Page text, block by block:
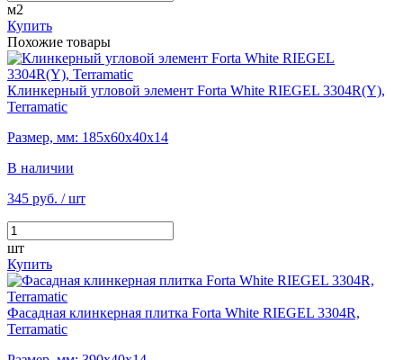
м2
Купить
Похожие товары
Клинкерный угловой элемент Forta White RIEGEL 3304R(Y),
Terramatic
Размер, мм: 185х60х40х14
В наличии
345 руб. / шт
шт
Купить
Фасадная клинкерная плитка Forta White RIEGEL 3304R,
Terramatic